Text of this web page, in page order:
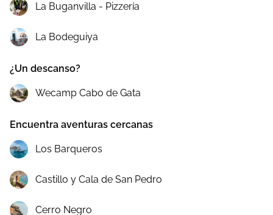
La Buganvilla - Pizzería
La Bodeguiya
¿Un descanso?
Wecamp Cabo de Gata
Encuentra aventuras cercanas
Los Barqueros
Castillo y Cala de San Pedro
Cerro Negro